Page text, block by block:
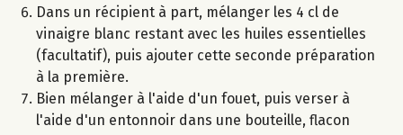
Dans un récipient à part, mélanger les 4 cl de
vinaigre blanc restant avec les huiles essentielles
(facultatif), puis ajouter cette seconde préparation
à la première.
Bien mélanger à l'aide d'un fouet, puis verser à
l'aide d'un entonnoir dans une bouteille, flacon